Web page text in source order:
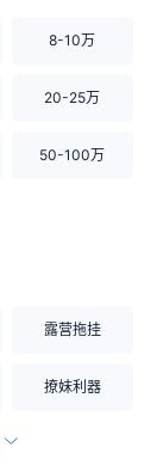
8-10万
20-25万
50-100万
露营拖挂
撩妹利器